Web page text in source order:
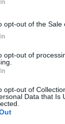
opt-out of the Sale
opt-out of
opt-out of
Data that Is
μεταβολή
με
από την
επόμενους
καθώς
βροχόπτωσης,
βάση τις